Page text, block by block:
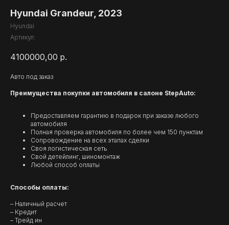
Hyundai Grandeur, 2023
Hyundai
Артикул:
4100000,00 р.
Авто под заказ
Преимущества покупки автомобиля в салоне StepAuto:
Предоставляем гарантию в подарок при заказе любого
автомобиля
Полная проверка автомобиля по более чем 150 пунктам
Сопровождение на всех этапах сделки
Своя логистическая сеть
Свой детейлинг, шиномонтаж
Любой способ оплаты
Способы оплаты:
– Наличный расчет
– Кредит
– Трейд ин